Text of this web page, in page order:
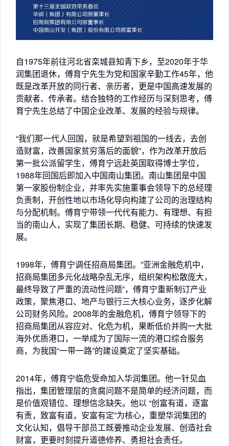
自1975年前往河北省栾城县知青下乡，至2020年于华
润集团退休，傅育宁先生为党和国家辛勤工作45年，他
既是改革开放的同行者、亲历者，更是中国高速发展的
贡献者、传承者。结合独特的工作经历与深刻思考，傅
育宁先生总结了中国企业改革、发展的经验与规律。
“我们那一代人回国，就是希望到祖国的一线去，去创
造财富，改善国家贫穷落后的面貌”，作为改革开放后
第一批公派留学生，傅育宁远赴英国取得博士学位，
1988年回国后即加入中国南山集团。南山集团是中国
第一家股份制企业，并率先实施董事会领导下的总经理
负责制，开创性地以市场化导向构建了公司的治理结构
与分配机制。傅育宁带领一代代有能力、有理想、有担
当的南山人，实现了集团长期、稳健、可持续的快速发
展。
1998年，傅育宁调任招商局集团。”亚洲金融危机中，
招商局集团多元化战略杂乱无序，组织架构松散庞大，
最终导致了严重的流动性问题”，傅育宁重新制订产业
政策，聚焦港口、地产与银行三大核心业务，逐步化解
公司财务风险。2008年的金融危机，傅育宁领导下的
招商局集团从容应对、化危为机，果断低价并购一大批
海外优质港口，一举成为了国际一流的港口综合服务
商，为我国“一带一路”的建设奠定了坚实基础。
2014年，傅育宁临危受命加入华润集团。他一针见血
指出，集团管理层的贪腐问题不是简单的经济问题，而
是价值观错位、理想信念缺失。他以 “创富有道，逐富
有责，致富有道，安富有定”为核心，重塑华润集团的
文化认知，倡导干部员工既要推动企业发展、创造社会
财富，更要时刻提升道德修养、勇担社会责任。